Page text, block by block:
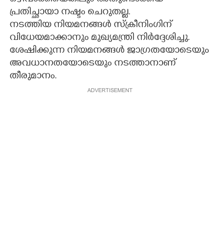
പ്രതിച്ഛായാ നഷ്ടം ചെറുതല്ല.
നടത്തിയ നിയമനങ്ങൾ സ്ക്രീനിംഗിന്
വിധേയമാക്കാനും മുഖ്യമന്ത്രി നിർദ്ദേശിച്ചു.
ശേഷിക്കുന്ന നിയമനങ്ങൾ ജാഗ്രതയോടെയും
അവധാനതയോടെയും നടത്താനാണ്
തീരുമാനം.
ADVERTISEMENT